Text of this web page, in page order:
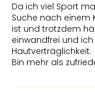
Da ich viel Sport
Suche nach einem
ist und trotzdem
einwandfrei und
Hautverträglichkeit.
Bin mehr als